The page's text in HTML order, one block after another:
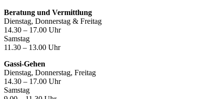
Beratung und Vermittlung
Dienstag, Donnerstag & Freitag
14.30 – 17.00 Uhr
Samstag
11.30 – 13.00 Uhr
Gassi-Gehen
Dienstag, Donnerstag, Freitag
14.30 – 17.00 Uhr
Samstag